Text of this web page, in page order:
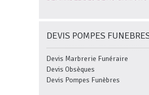
DEVIS POMPES
Devis Marbrerie Funéraire
Devis Obsèques
Devis Pompes Funèbres